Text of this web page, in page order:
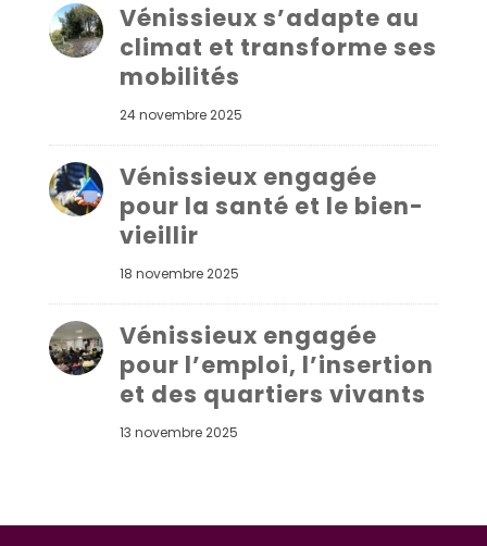
Vénissieux s’adapte au
climat et transforme ses
mobilités
24 novembre 2025
Vénissieux engagée
pour la santé et le bien-
vieillir
18 novembre 2025
Vénissieux engagée
pour l’emploi, l’insertion
et des quartiers vivants
13 novembre 2025